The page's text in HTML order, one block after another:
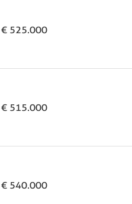
€ 525.000
€ 515.000
€ 540.000